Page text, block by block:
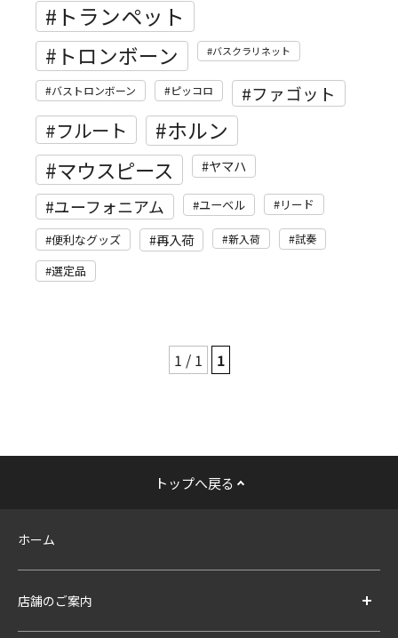
トランペット
トロンボーン バスクラリネット
バストロンボーン ピッコロ ファゴット
フルート ホルン
マウスピース ヤマハ
ユーフォニアム ユーベル リード
便利なグッズ 再入荷 新入荷 試奏
選定品
1 / 1 1
トップへ戻る
ホーム
店舗のご案内